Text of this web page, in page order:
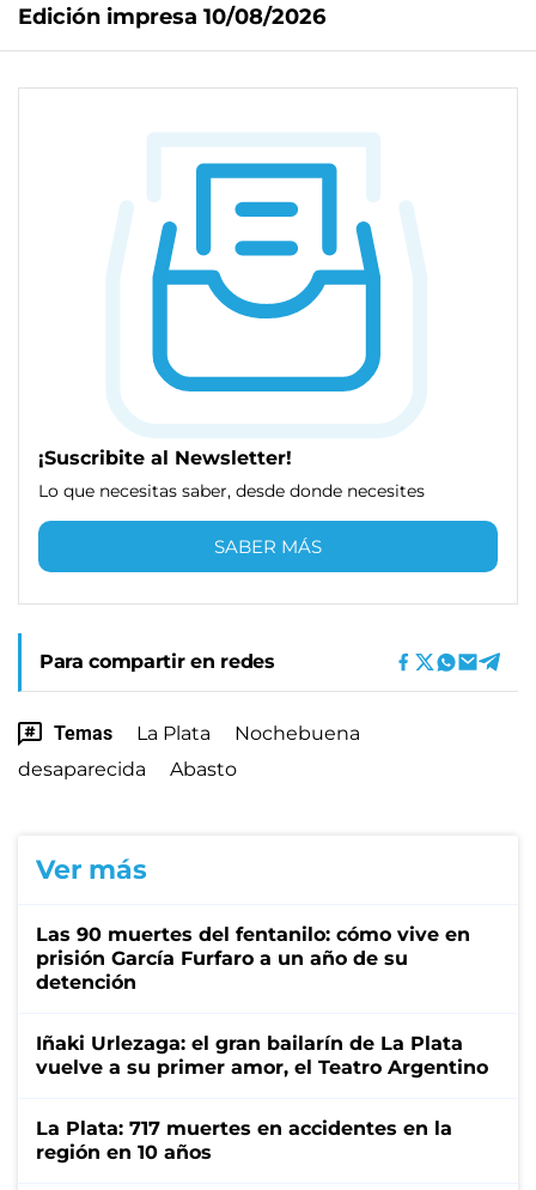
Edición impresa 10/08/2026
¡Suscribite al Newsletter!
Lo que necesitas saber, desde donde necesites
SABER MÁS
Para compartir en redes
Temas La Plata
Nochebuena
desaparecida
Abasto
Ver más
Las 90 muertes del fentanilo: cómo vive en
prisión García Furfaro a un año de su
detención
Iñaki Urlezaga: el gran bailarín de La Plata
vuelve a su primer amor, el Teatro Argentino
La Plata: 717 muertes en accidentes en la
región en 10 años